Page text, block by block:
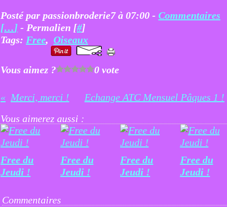
Posté par passionbroderie7 à 07:00 - Commentaires
[…] - Permalien [#]
Tags: Free, Oiseaux
Vous aimez ? 0 vote
Merci, merci !
Echange ATC Mensuel Pâques 1 !
Vous aimerez aussi :
Free du
Jeudi !
Free du
Jeudi !
Free du
Jeudi !
Free du
Jeudi !
Commentaires